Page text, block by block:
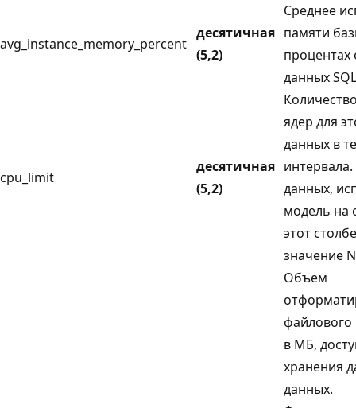
avg_instance_memory_percent
десятичная
(5,2)
Среднее
памяти
процентах
данных
cpu_limit
десятичная
(5,2)
ядер для
данных в
данных,
модель на
этот
значение
Объем
файлового
в МБ,
хранения
данных.